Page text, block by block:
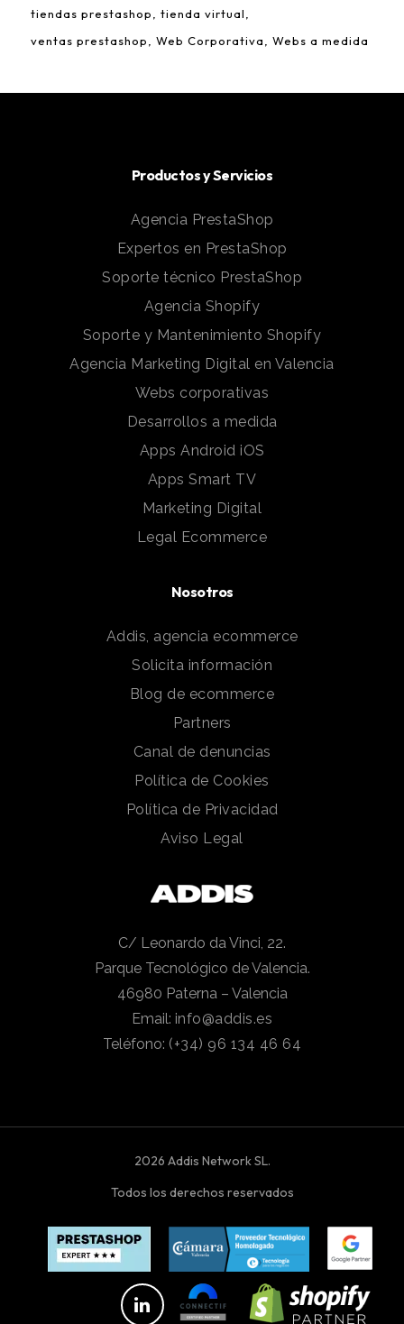
tiendas prestashop
tienda virtual
ventas prestashop
Web Corporativa Webs a medida
Productos y Servicios
Agencia PrestaShop
Expertos en PrestaShop
Soporte técnico PrestaShop
Agencia Shopify
Soporte y Mantenimiento Shopify
Agencia Marketing Digital en Valencia
Webs corporativas
Desarrollos a medida
Apps Android iOS
Apps Smart TV
Marketing Digital
Legal Ecommerce
Nosotros
Addis, agencia ecommerce
Solicita información
Blog de ecommerce
Partners
Canal de denuncias
Política de Cookies
Política de Privacidad
Aviso Legal
C/ Leonardo da Vinci, 22.
Parque Tecnológico de Valencia.
46980 Paterna – Valencia
Email: info@addis.es
Teléfono: (+34) 96 134 46 64
2026 Addis Network SL.
Todos los derechos reservados